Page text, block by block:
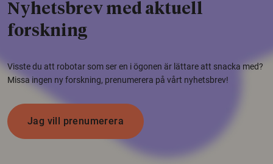
Nyhetsbrev med aktuell
forskning
Visste du att robotar som ser en i ögonen är lättare att snacka med?
Missa ingen ny forskning, prenumerera på vårt nyhetsbrev!
Jag vill prenumerera